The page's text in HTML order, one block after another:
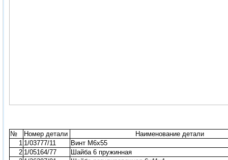
№ Номер детали
Наименование детали
1 1/03777/11
Винт М6х55
2 1/05164/77
Шайба 6 пружинная